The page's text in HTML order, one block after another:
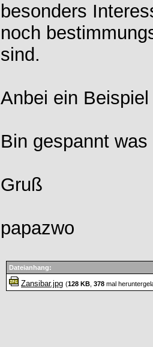
besonders
noch
sind.
Anbei ein
Bin gespannt
Gruß
papazwo
Dateianhang:
Zansibar.jpg (128 KB 378 mal